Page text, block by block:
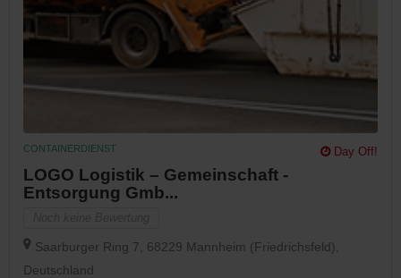
CONTAINERDIENST Day Off!
LOGO Logistik – Gemeinschaft -
Entsorgung Gmb...
Saarburger Ring 7, 68229 Mannheim (Friedrichsfeld),
Deutschland